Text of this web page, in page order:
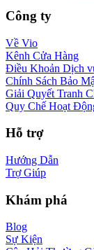
Công ty
Về Vio
Kênh Cửa Hàng
Điều Khoản Dịch
Chính Sách Bảo
Giải Quyết Tranh
Quy Chế Hoạt
Hỗ trợ
Hướng Dẫn
Trợ Giúp
Khám phá
Blog
Sự Kiện